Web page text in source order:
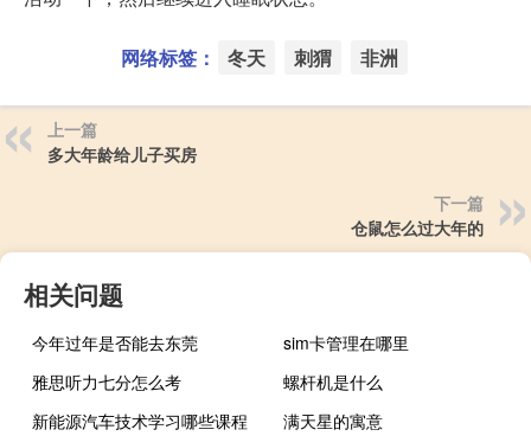
网络标签： 冬天 刺猬 非洲
上一篇
多大年龄给儿子买房
下一篇
仓鼠怎么过大年的
相关问题
今年过年是否能去东莞
sim卡管理在哪里
雅思听力七分怎么考
螺杆机是什么
新能源汽车技术学习哪些课程
满天星的寓意